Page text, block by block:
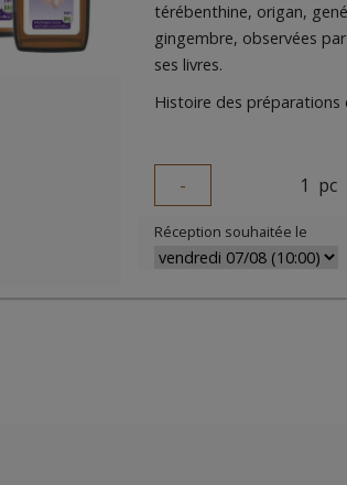
térébenthine, origan,
gingembre, observées
ses livres.
Histoire des préparations
- 1 pc
Réception souhaitée le